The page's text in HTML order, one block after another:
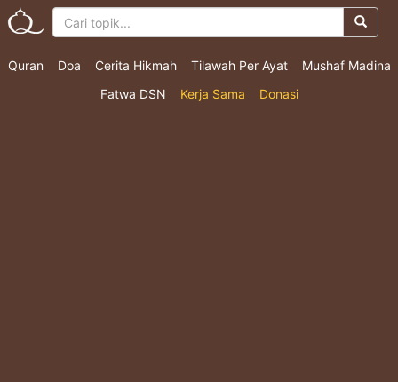
Quran Doa Cerita Hikmah Tilawah Per Ayat
Mushaf Madina
Fatwa DSN
Kerja Sama Donasi